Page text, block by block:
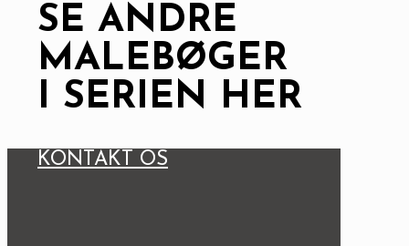
SE ANDRE
MALEBØGER
I SERIEN HER
KONTAKT OS